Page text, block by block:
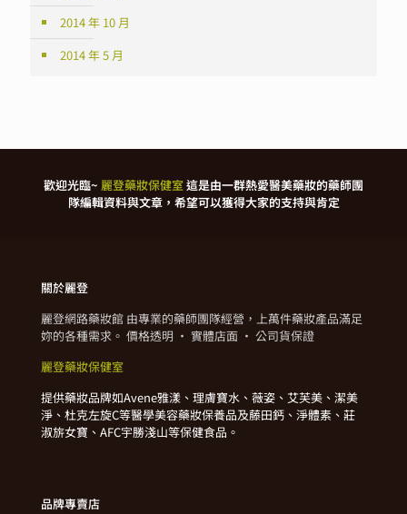
2014 年 10 月
2014 年 5 月
歡迎光臨~ 麗登藥妝保健室這是由一群熱愛醫美藥妝的藥師團
隊編輯資料與文章，希望可以獲得大家的支持與肯定
關於麗登
麗登網路藥妝館 由專業的藥師團隊經營，上萬件藥妝產品滿足
妳的各種需求。 價格透明 · 實體店面 · 公司貨保證
麗登藥妝保健室
提供藥妝品牌如Avene雅漾、理膚寶水、薇姿、艾芙美、潔美
淨、杜克左旋C等醫學美容藥妝保養品及藤田鈣、淨體素、莊
淑旂女寶、AFC宇勝淺山等保健食品。
品牌專賣店